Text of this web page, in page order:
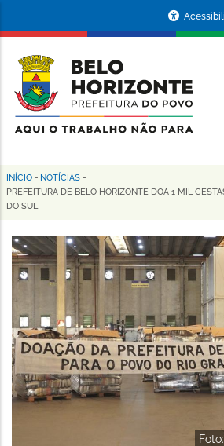
conteúdo
principal
da
Prefeitura
de
Horizonte
Trilha
de
navegação
INÍCIO - NOTÍCIAS -
PREFEITURA DE BELO HORIZONTE DOA 1 MIL
DO SUL